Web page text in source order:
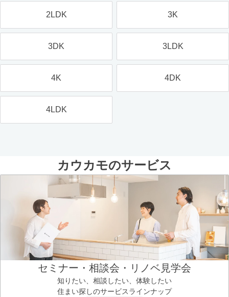
2LDK 3K
3DK 3LDK
4K 4DK
4LDK
カウカモのサービス
セミナー・相談会・リノベ見学会
知りたい、相談したい、体験したい
住まい探しのサービスラインナップ